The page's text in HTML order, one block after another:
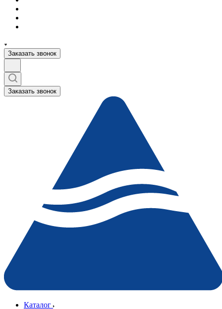
Заказать звонок
Заказать звонок
Каталог